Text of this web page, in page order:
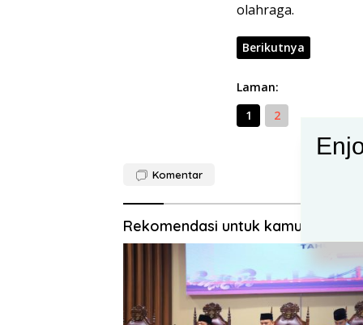
olahraga.
Berikutnya
Laman:
1
2
Komentar
Rekomendasi untuk kamu